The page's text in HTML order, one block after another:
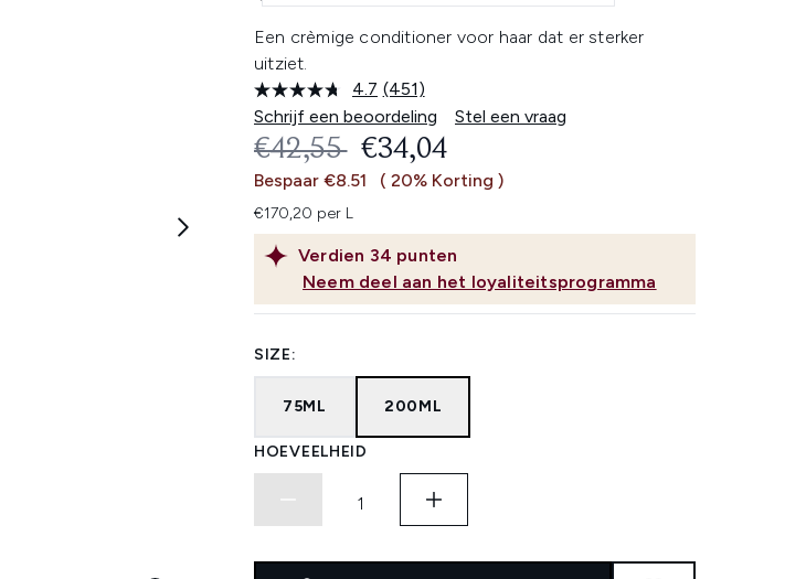
Een crèmige conditioner voor haar dat er sterker
uitziet.
4.7 Lees
451
beoordelingen.
Dezelfde
paginalink.
(451)
Schrijf een beoordeling
Stel een vraag
Verdien 34 punten
Neem deel aan het loyaliteitsprogramma
RECOMMENDED RETAIL PRICE:
€42,55 HUIDIGE PRIJS:
€34,04
Bespaar €8.51 ( 20% Korting )
€170,20 per L
SIZE:
75ML 200ML
HOEVEELHEID